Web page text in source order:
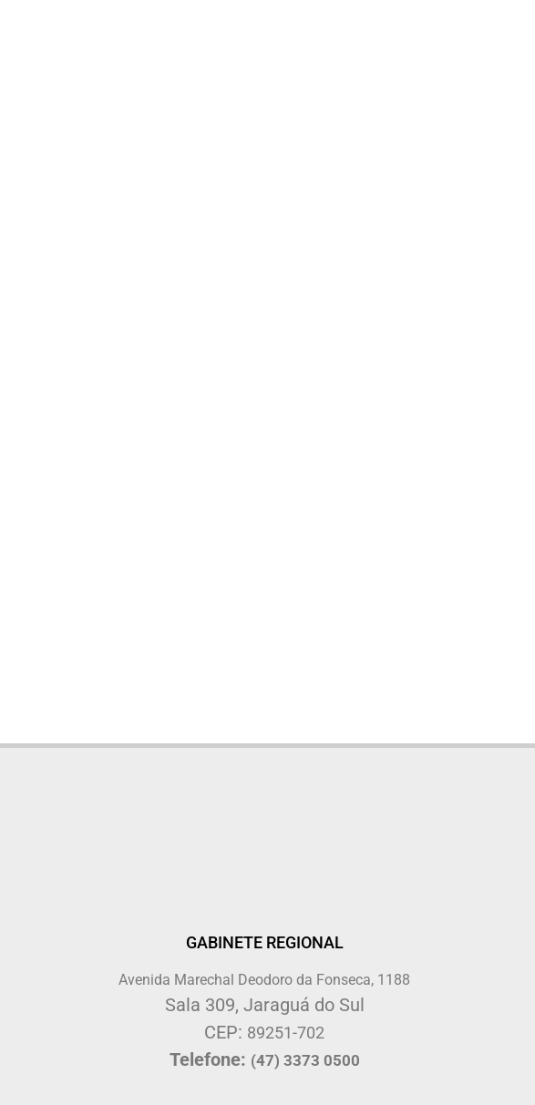
GABINETE REGIONAL
Avenida Marechal Deodoro da Fonseca, 1188
Sala 309, Jaraguá do Sul
CEP: 89251-702
Telefone: (47) 3373 0500